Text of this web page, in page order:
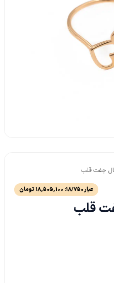
جفت قلب
عیار 18/750: 18,505,100تومان
قلب